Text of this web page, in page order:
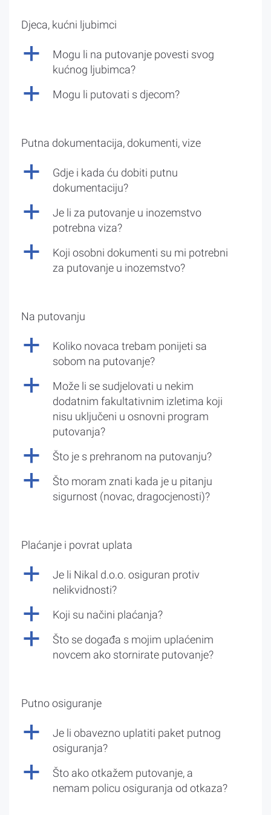
Djeca, kućni ljubimci
a
Mogu li na putovanje povesti svog
kućnog ljubimca?
a Mogu li putovati s djecom?
Putna dokumentacija, dokumenti, vize
a
Gdje i kada ću dobiti putnu
dokumentaciju?
a
Je li za putovanje u inozemstvo
potrebna viza?
a
Koji osobni dokumenti su mi potrebni
za putovanje u inozemstvo?
Na putovanju
a
Koliko novaca trebam ponijeti sa
sobom na putovanje?
a
Može li se sudjelovati u nekim
dodatnim fakultativnim izletima koji
nisu uključeni u osnovni program
putovanja?
a Što je s prehranom na putovanju?
a
Što moram znati kada je u pitanju
sigurnost (novac, dragocjenosti)?
Plaćanje i povrat uplata
a
Je li Nikal d.o.o. osiguran protiv
nelikvidnosti?
a Koji su načini plaćanja?
a
Što se događa s mojim uplaćenim
novcem ako stornirate putovanje?
Putno osiguranje
a
Je li obavezno uplatiti paket putnog
osiguranja?
a
Što ako otkažem putovanje, a
nemam policu osiguranja od otkaza?